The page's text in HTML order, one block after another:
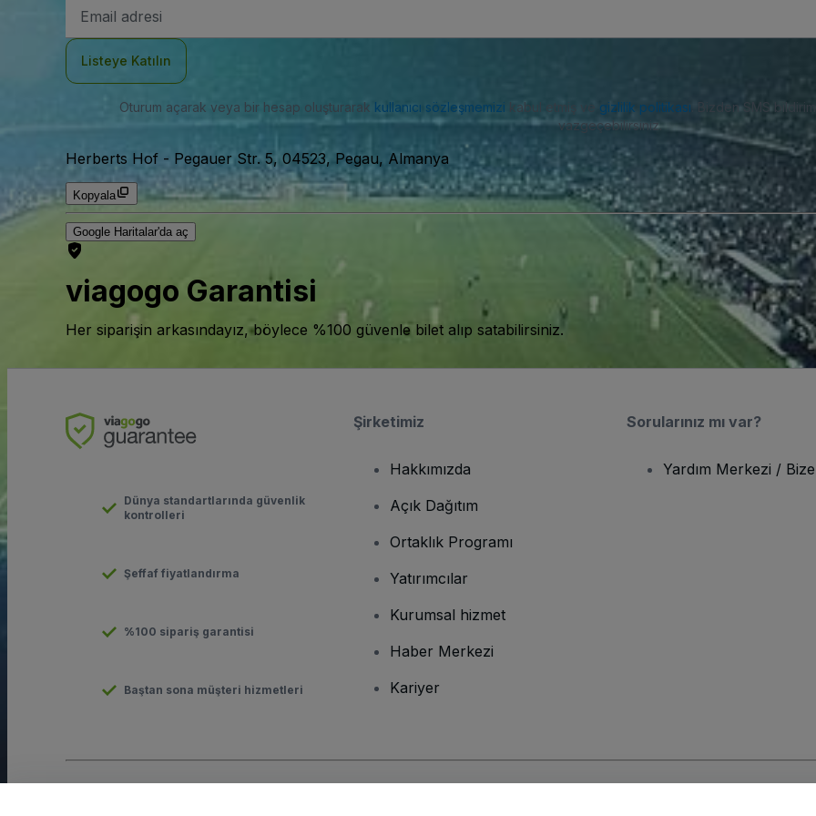
posta
Listeye Katılın
Oturum açarak veya bir hesap oluşturarak kullanıcı sözleşmemizi kabul etmiş ve gizlilik politikası . Bizden SMS
vazgeçebilirsiniz.
Herberts Hof - Pegauer Str. 5, 04523, Pegau, Almanya
Kopyala
Google Haritalar'da aç
viagogo Garantisi
Her siparişin arkasındayız, böylece %100 güvenle bilet alıp satabilirsiniz.
Dünya standartlarında güvenlik
kontrolleri
Şeffaf fiyatlandırma
%100 sipariş garantisi
Baştan sona müşteri hizmetleri
Şirketimiz
Hakkımızda
Açık Dağıtım
Ortaklık Programı
Yatırımcılar
Kurumsal hizmet
Haber Merkezi
Kariyer
Sorularınız mı var?
Yardım Merkezi /